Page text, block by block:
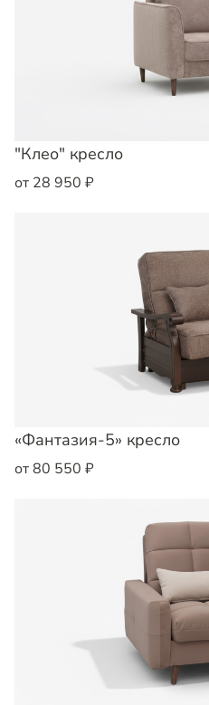
"Клео" кресло
от 28 950 ₽
«Фантазия-5» кресло
от 80 550 ₽